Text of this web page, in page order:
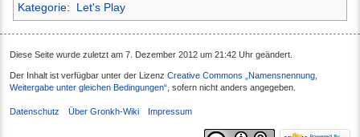
Kategorie: Let's Play
Diese Seite wurde zuletzt am 7. Dezember 2012 um 21:42 Uhr geändert.
Der Inhalt ist verfügbar unter der Lizenz Creative Commons „Namensnennung,
Weitergabe unter gleichen Bedingungen“ , sofern nicht anders angegeben.
Datenschutz Über Gronkh-Wiki Impressum